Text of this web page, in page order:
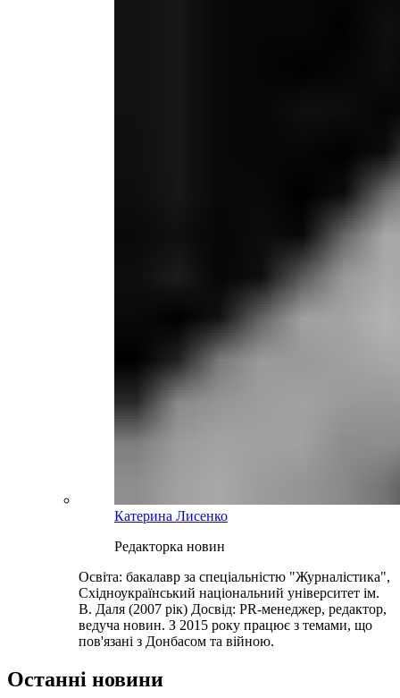
Катерина Лисенко
Редакторка новин
Освіта: бакалавр за спеціальністю "Журналістика",
Східноукраїнський національний університет ім.
В. Даля (2007 рік) Досвід: PR-менеджер, редактор,
ведуча новин. З 2015 року працює з темами, що
пов'язані з Донбасом та війною.
Останні новини